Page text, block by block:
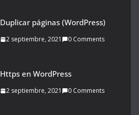
Duplicar páginas (WordPress)
2 septiembre, 2021 0 Comments
Https en WordPress
2 septiembre, 2021 0 Comments